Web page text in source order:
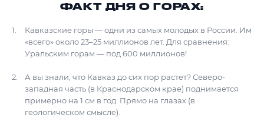
ФАКТ ДНЯ О ГОРАХ:
Кавказские горы — одни из самых молодых в России. Им
«всего» около 23–25 миллионов лет. Для сравнения:
Уральским горам — под 600 миллионов!
А вы знали, что Кавказ до сих пор растет? Северо-
западная часть (в Краснодарском крае) поднимается
примерно на 1 см в год. Прямо на глазах (в
геологическом смысле).